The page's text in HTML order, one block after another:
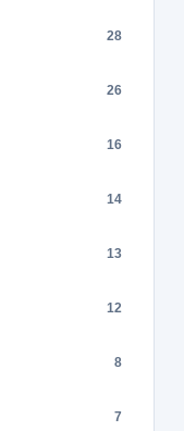
28
26
16
14
13
12
8
7